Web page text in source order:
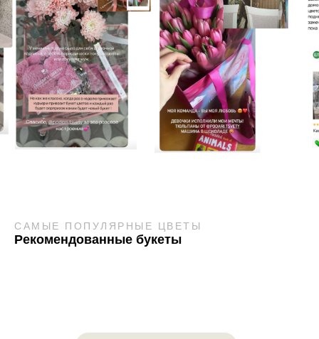
САМЫЕ ПОПУЛЯРНЫЕ ЦВЕТЫ
Рекомендованные букеты